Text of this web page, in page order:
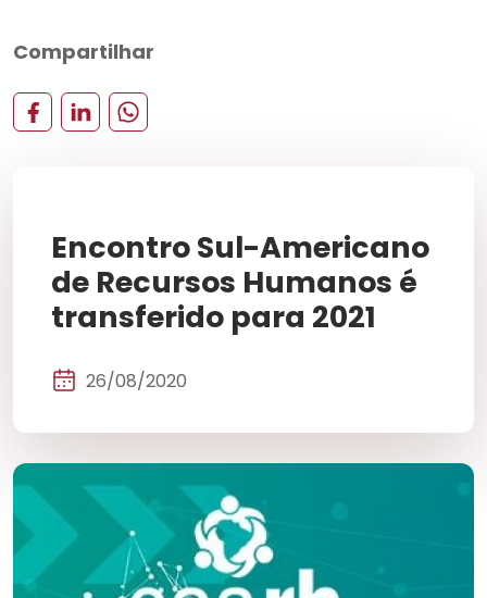
Compartilhar
Encontro Sul-Americano
de Recursos Humanos é
transferido para 2021
26/08/2020